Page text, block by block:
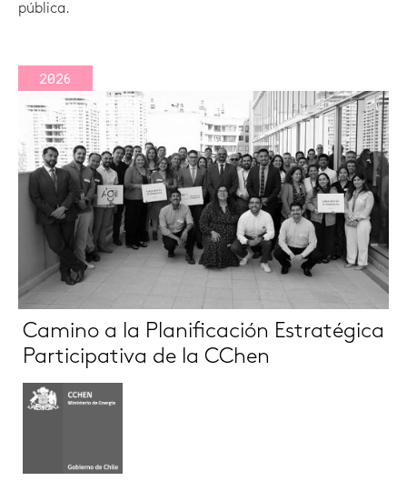
pública.
2026
Camino a la Planificación Estratégica
Participativa de la CChen